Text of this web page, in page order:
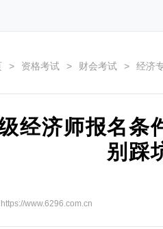
> 资格考试 > 财会考试 > 经济
经济师报名条
别踩
https://www.6296.com.cn